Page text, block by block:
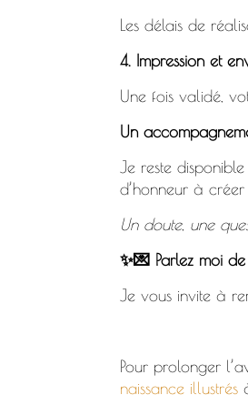
Les délais de
4. Impression et
Une fois validé,
Un
Je reste
d’honneur à
Un doute, une
✨💌 Parlez moi
Je vous invite à
Pour prolonger
naissance illustrés